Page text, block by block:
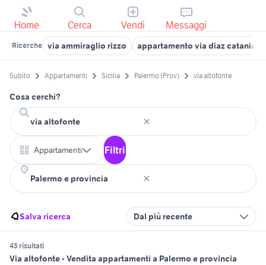
Home Cerca Vendi Messaggi
Ricerche via ammiraglio rizzo appartamento via diaz catania
Subito Appartamenti Sicilia Palermo (Prov) via altofonte
Cosa cerchi?
Appartamenti Filtri
Salva ricerca Dal più recente
43 risultati
Via altofonte - Vendita appartamenti a Palermo e provincia